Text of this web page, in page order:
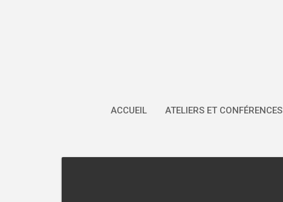
ACCUEIL ATELIERS ET CONFÉRENCES